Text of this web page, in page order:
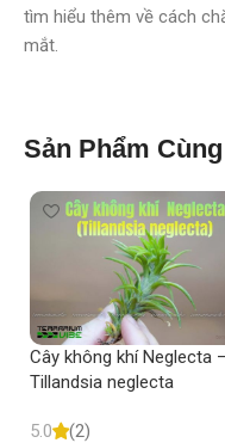
tìm hiểu thêm về cách
mắt.
Sản Phẩm
Cây không khí Neglecta –
Tillandsia neglecta
5.0
(2)